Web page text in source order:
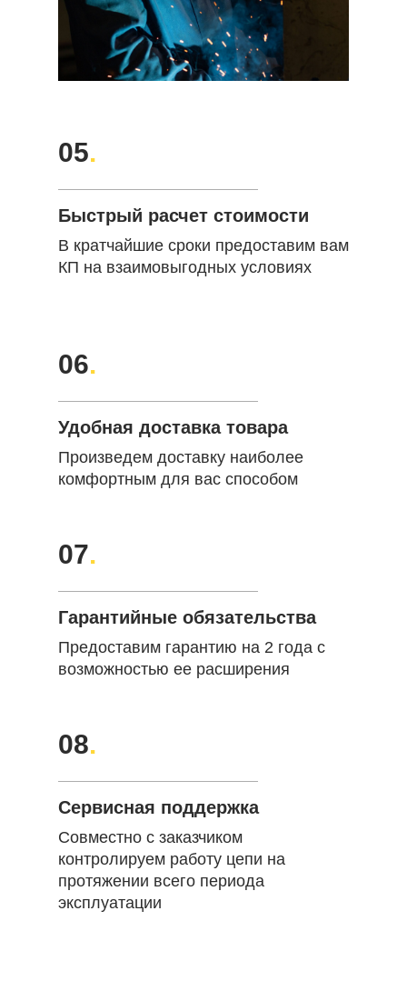
05.
Быстрый расчет стоимости
В кратчайшие сроки предоставим вам
КП на взаимовыгодных условиях
06.
Удобная доставка товара
Произведем доставку наиболее
комфортным для вас способом
07.
Гарантийные обязательства
Предоставим гарантию на 2 года с
возможностью ее расширения
08.
Сервисная поддержка
Совместно с заказчиком
контролируем работу цепи на
протяжении всего периода
эксплуатации